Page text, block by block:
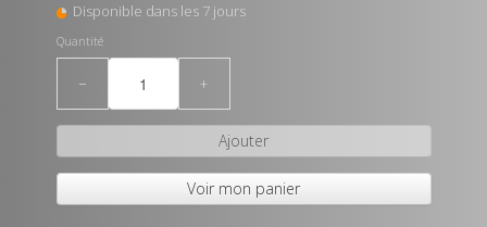
Disponible dans les 7 jours
Quantité
− +
Ajouter
Voir mon panier